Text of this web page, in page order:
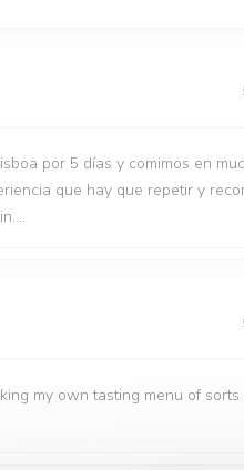
por 5 días y comimos en
que hay que repetir y
my own tasting menu of